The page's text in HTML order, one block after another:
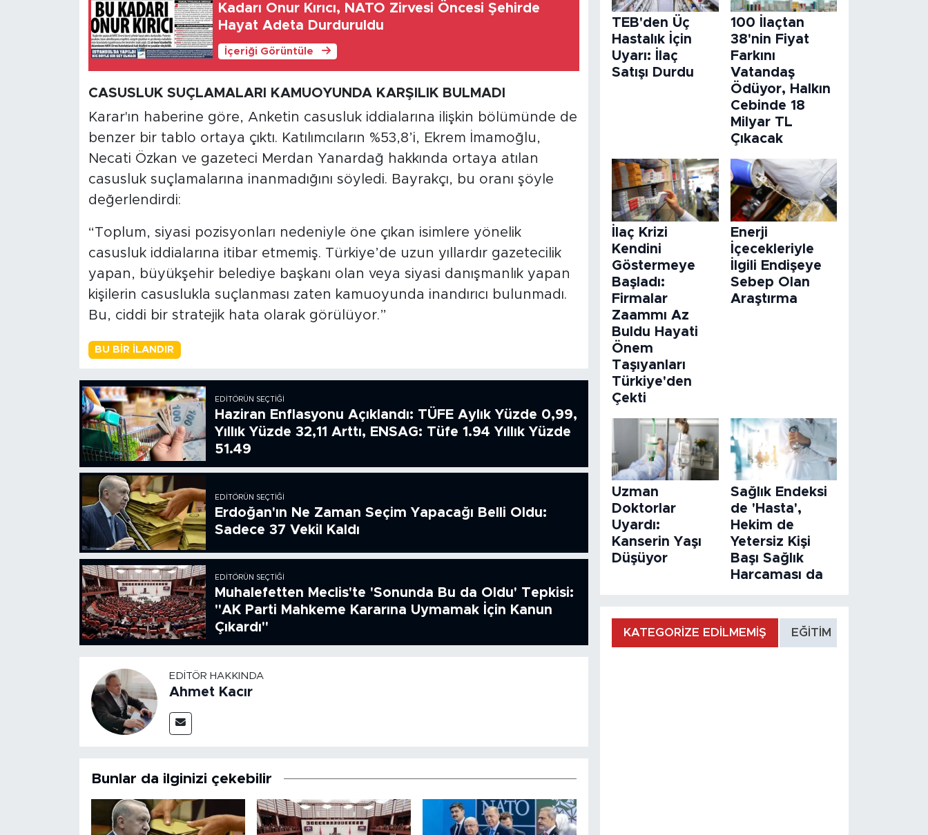
Kadarı Onur Kırıcı, NATO Zirvesi Öncesi Şehirde
Hayat Adeta Durduruldu
İçeriği Görüntüle
CASUSLUK SUÇLAMALARI KAMUOYUNDA KARŞILIK BULMADI
Karar'ın haberine göre, Anketin casusluk iddialarına ilişkin bölümünde de
benzer bir tablo ortaya çıktı. Katılımcıların %53,8’i, Ekrem İmamoğlu,
Necati Özkan ve gazeteci Merdan Yanardağ hakkında ortaya atılan
casusluk suçlamalarına inanmadığını söyledi. Bayrakçı, bu oranı şöyle
değerlendirdi:
“Toplum, siyasi pozisyonları nedeniyle öne çıkan isimlere yönelik
casusluk iddialarına itibar etmemiş. Türkiye’de uzun yıllardır gazetecilik
yapan, büyükşehir belediye başkanı olan veya siyasi danışmanlık yapan
kişilerin casuslukla suçlanması zaten kamuoyunda inandırıcı bulunmadı.
Bu, ciddi bir stratejik hata olarak görülüyor.”
BU BIR İLANDIR
EDITÖRÜN SEÇTIĞI
Haziran Enflasyonu Açıklandı: TÜFE Aylık Yüzde 0,99,
Yıllık Yüzde 32,11 Arttı, ENSAG: Tüfe 1.94 Yıllık Yüzde
51.49
EDITÖRÜN SEÇTIĞI
Erdoğan'ın Ne Zaman Seçim Yapacağı Belli Oldu:
Sadece 37 Vekil Kaldı
EDITÖRÜN SEÇTIĞI
Muhalefetten Meclis'te 'Sonunda Bu da Oldu' Tepkisi:
"AK Parti Mahkeme Kararına Uymamak İçin Kanun
Çıkardı"
EDITÖR HAKKINDA
Ahmet Kacır
Bunlar da ilginizi çekebilir
TEB'den Üç
Hastalık İçin
Uyarı: İlaç
Satışı Durdu
100 İlaçtan
38'nin Fiyat
Farkını
Vatandaş
Ödüyor, Halkın
Cebinde 18
Milyar TL
Çıkacak
İlaç Krizi
Kendini
Göstermeye
Başladı:
Firmalar
Zaammı Az
Buldu Hayati
Önem
Taşıyanları
Türkiye'den
Çekti
Enerji
İçecekleriyle
İlgili Endişeye
Sebep Olan
Araştırma
Uzman
Doktorlar
Uyardı:
Kanserin Yaşı
Düşüyor
Sağlık Endeksi
de 'Hasta',
Hekim de
Yetersiz Kişi
Başı Sağlık
Harcaması da
KATEGORİZE EDİLMEMİŞ EĞİTİM